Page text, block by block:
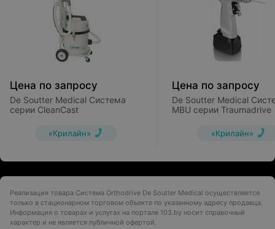
Цена по запросу
De Soutter Medical Система
серии CleanCast
«Крилайн»
Цена по запросу
De Soutter Medical
MBU серии Traumadrive
«Крилайн»
Реализация товара Система Orthodrive De Soutter Medical осуществляется
только в стационарном торговом объекте по указанному адресу продавца.
Информация о товарах и услугах на портале 103.by носит справочный
характер и не является публичной офертой.